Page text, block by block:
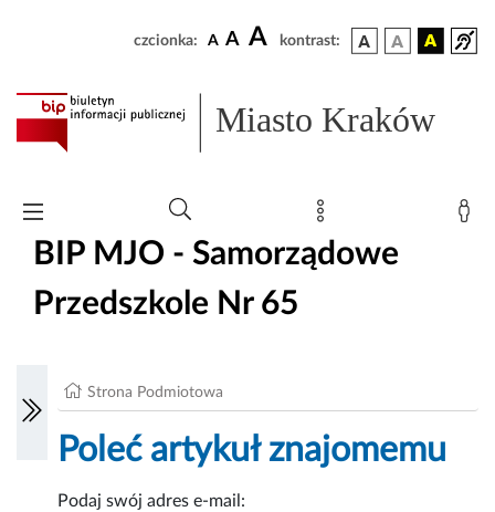
czcionka: A A A kontrast:
Miasto Kraków
BIP MJO - Samorządowe
Przedszkole Nr 65
Strona Podmiotowa
Poleć artykuł znajomemu
Podaj swój adres e-mail: